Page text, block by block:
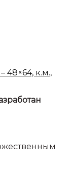
48×64, к.м.,